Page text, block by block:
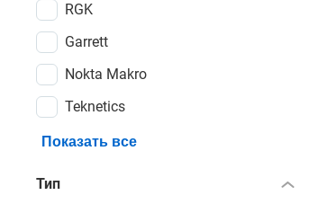
RGK
Garrett
Nokta Makro
Teknetics
Показать все
Тип